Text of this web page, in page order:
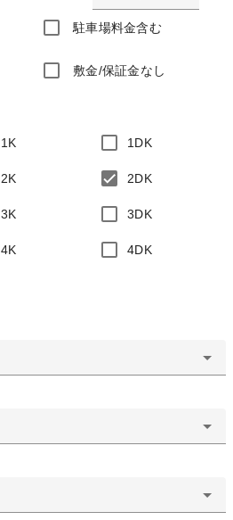
駐車場料金含む
敷金/保証金なし
1K 1DK
2K 2DK
3K 3DK
4K 4DK